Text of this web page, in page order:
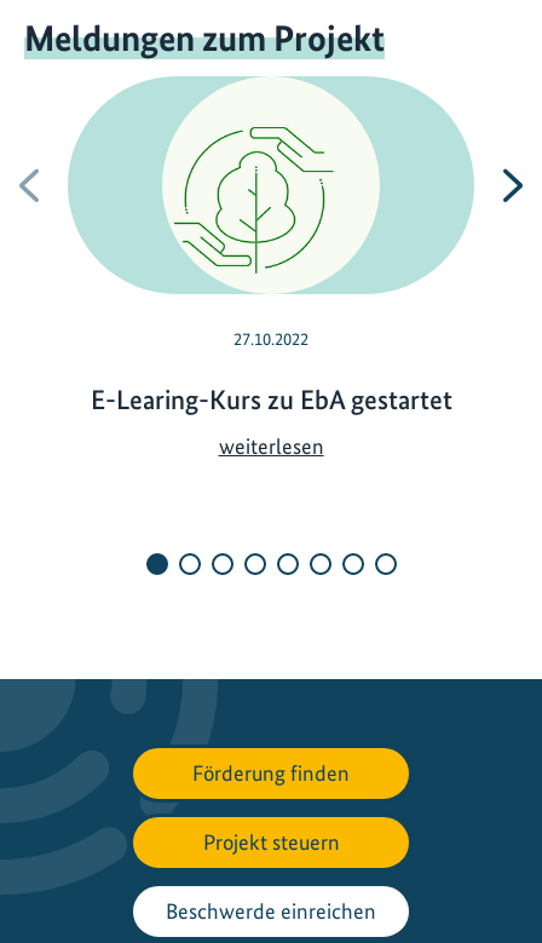
Meldungen zum Projekt
Vorherige
27.10.2022
E-Learing-Kurs zu EbA gestartet
weiterlesenE
a
g
K
u
r
s
z
u
E
Förderung finden
Projekt steuern
Beschwerde einreichen